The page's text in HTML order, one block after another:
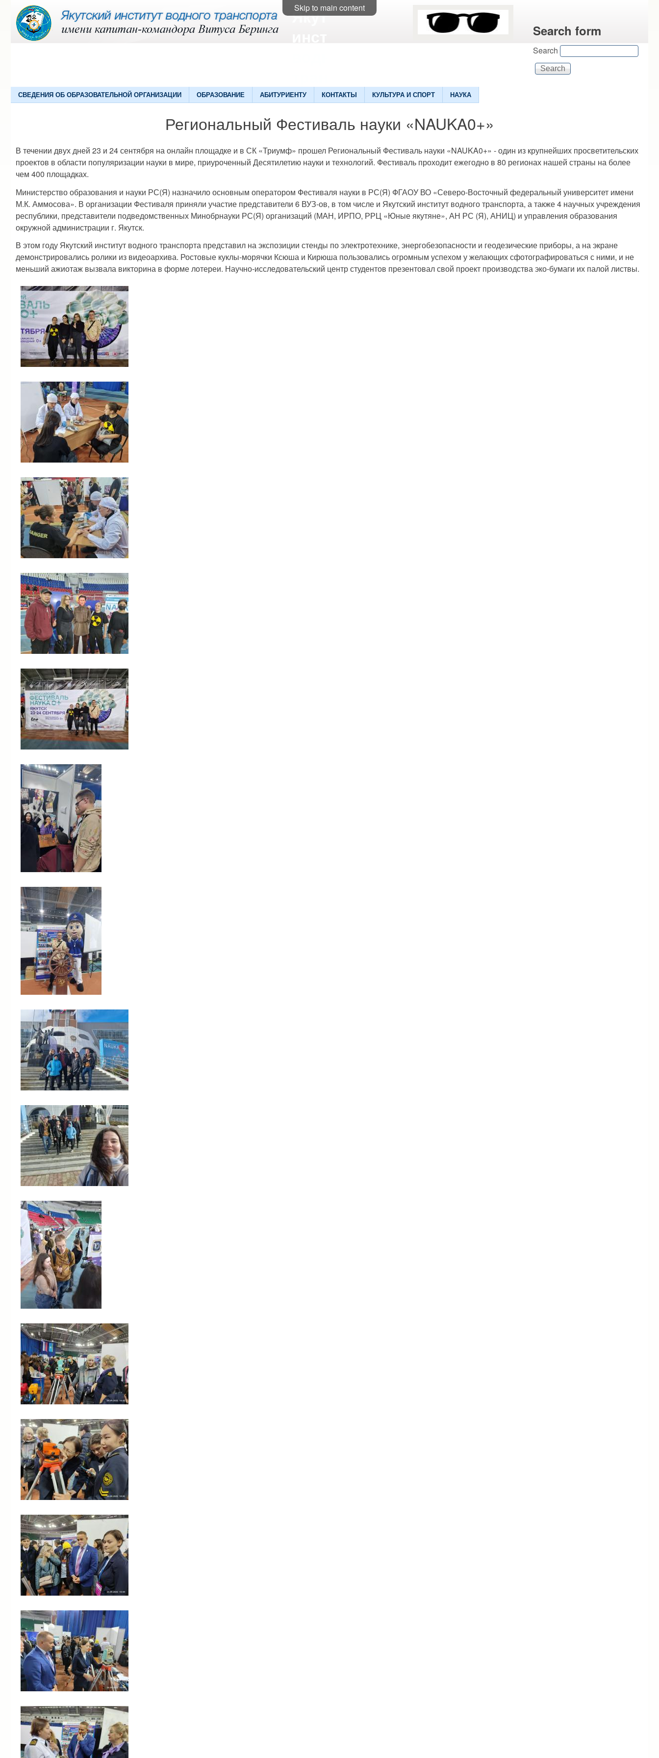
Skip to main content
Якутский
Search form
Search
СВЕДЕНИЯ ОБ ОБРАЗОВАТЕЛЬНОЙ ОРГАНИЗАЦИИ ОБРАЗОВАНИЕ АБИТУРИЕНТУ КОНТАКТЫ КУЛЬТУРА И СПОРТ НАУКА
Региональный Фестиваль науки «NAUKA0+»
В течении двух дней 23 и 24 сентября на онлайн площадке и в СК «Триумф» прошел Региональный Фестиваль науки «NAUKA0+» - один из крупнейших просветительских
проектов в области популяризации науки в мире, приуроченный Десятилетию науки и технологий. Фестиваль проходит ежегодно в 80 регионах нашей страны на более
чем 400 площадках.
Министерство образования и науки РС(Я) назначило основным оператором Фестиваля науки в РС(Я) ФГАОУ ВО «Северо-Восточный федеральный университет имени
М.К. Аммосова». В организации Фестиваля приняли участие представители 6 ВУЗ-ов, в том числе и Якутский институт водного транспорта, а также 4 научных учреждения
республики, представители подведомственных Минобрнауки РС(Я) организаций (МАН, ИРПО, РРЦ «Юные якутяне», АН РС (Я), АНИЦ) и управления образования
окружной администрации г. Якутск.
В этом году Якутский институт водного транспорта представил на экспозиции стенды по электротехнике, энергобезопасности и геодезические приборы, а на экране
демонстрировались ролики из видеоархива. Ростовые куклы-морячки Ксюша и Кирюша пользовались огромным успехом у желающих сфотографироваться с ними, и не
меньший ажиотаж вызвала викторина в форме лотереи. Научно-исследовательский центр студентов презентовал свой проект производства эко-бумаги их палой листвы.